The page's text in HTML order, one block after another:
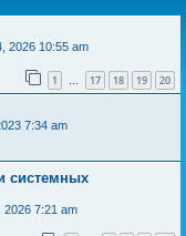
2026 10:55 am
1 … 17 18 19 20
7:34 am
системных
7:21 am